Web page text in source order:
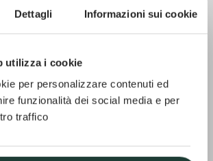
Dettagli Informazioni sui cookie
utilizza i cookie
per personalizzare contenuti ed
funzionalità dei social media e per
traffico